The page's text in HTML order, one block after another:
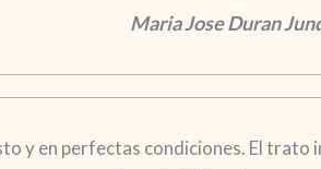
Maria Jose Duran
y en perfectas condiciones. El